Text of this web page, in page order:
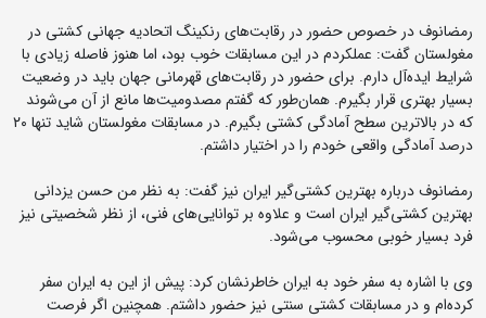
رمضانوف در خصوص حضور در رقابت‌های رنکینگ اتحادیه جهانی کشتی در
مغولستان گفت: عملکردم در این مسابقات خوب بود، اما هنوز فاصله زیادی با
شرایط ایده‌آل دارم. برای حضور در رقابت‌های قهرمانی جهان باید در وضعیت
بسیار بهتری قرار بگیرم. همان‌طور که گفتم مصدومیت‌ها مانع از آن می‌شوند
که در بالاترین سطح آمادگی کشتی بگیرم. در مسابقات مغولستان شاید تنها ۲۰
درصد آمادگی واقعی خودم را در اختیار داشتم.
رمضانوف درباره بهترین کشتی‌گیر ایران نیز گفت: به نظر من حسن یزدانی
بهترین کشتی‌گیر ایران است و علاوه بر توانایی‌های فنی، از نظر شخصیتی نیز
فرد بسیار خوبی محسوب می‌شود.
وی با اشاره به سفر خود به ایران خاطرنشان کرد: پیش از این به ایران سفر
کرده‌ام و در مسابقات کشتی سنتی نیز حضور داشتم. همچنین اگر فرصت